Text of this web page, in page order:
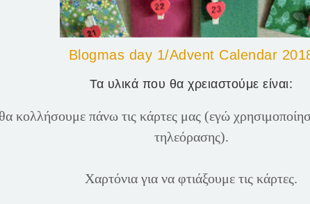
Blogmas day 1/Advent Calendar
Τα υλικά που θα χρειαστούμε είναι:
κολλήσουμε πάνω τις κάρτες μας (εγώ
τηλεόρασης).
Χαρτόνια για να φτιάξουμε τις κάρτες.